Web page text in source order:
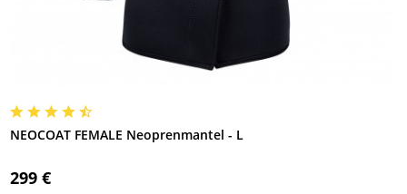
NEOCOAT FEMALE Neoprenmantel - L
299 €